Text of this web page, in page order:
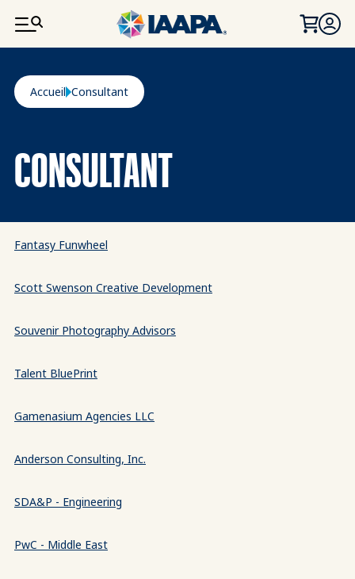
ALLER AU CONTENU PRINCIPAL
Fil d'Ariane
Accueil Consultant
CONSULTANT
Fantasy Funwheel
Scott Swenson Creative Development
Souvenir Photography Advisors
Talent BluePrint
Gamenasium Agencies LLC
Anderson Consulting, Inc.
SDA&P - Engineering
PwC - Middle East